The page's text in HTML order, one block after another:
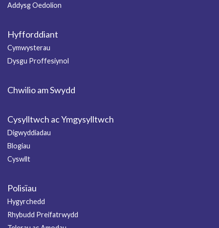
Addysg Oedolion
Hyfforddiant
Cymwysterau
Dysgu Proffesiynol
Chwilio am Swydd
Cysylltwch ac Ymgysylltwch
Digwyddiadau
Blogiau
Cyswllt
Polisïau
Hygyrchedd
Rhybudd Preifatrwydd